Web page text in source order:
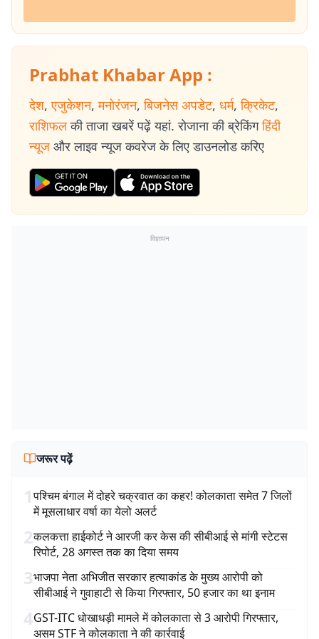
Prabhat Khabar App :
देश, एजुकेशन, मनोरंजन, बिजनेस अपडेट, धर्म, क्रिकेट,
राशिफल की ताजा खबरें पढ़ें यहां. रोजाना की ब्रेकिंग हिंदी
न्यूज और लाइव न्यूज कवरेज के लिए डाउनलोड करिए
विज्ञापन
जरूर पढ़ें
1पश्चिम बंगाल में दोहरे चक्रवात का कहर! कोलकाता समेत 7 जिलों
में मूसलाधार वर्षा का येलो अलर्ट
2कलकत्ता हाईकोर्ट ने आरजी कर केस की सीबीआई से मांगी स्टेटस
रिपोर्ट, 28 अगस्त तक का दिया समय
3भाजपा नेता अभिजीत सरकार हत्याकांड के मुख्य आरोपी को
सीबीआई ने गुवाहाटी से किया गिरफ्तार, 50 हजार का था इनाम
4GST-ITC धोखाधड़ी मामले में कोलकाता से 3 आरोपी गिरफ्तार,
असम STF ने कोलकाता ने की कार्रवाई